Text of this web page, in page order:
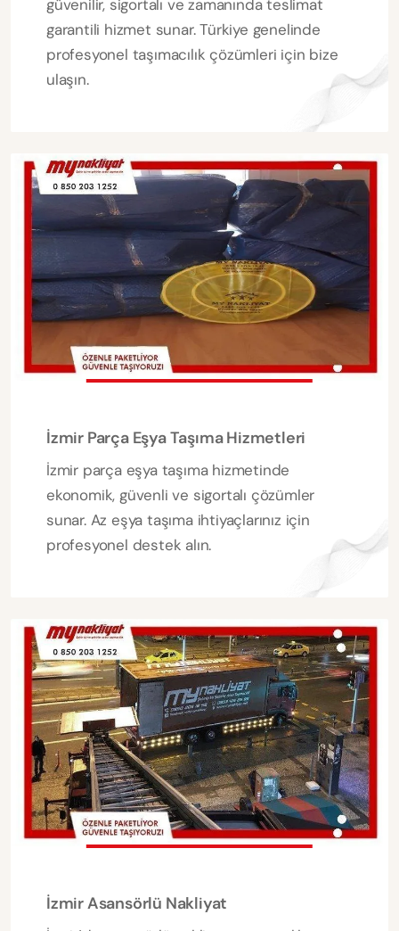
güvenilir, sigortalı ve zamanında teslimat
garantili hizmet sunar. Türkiye genelinde
profesyonel taşımacılık çözümleri için bize
ulaşın.
İzmir Parça Eşya Taşıma Hizmetleri
İzmir parça eşya taşıma hizmetinde
ekonomik, güvenli ve sigortalı çözümler
sunar. Az eşya taşıma ihtiyaçlarınız için
profesyonel destek alın.
İzmir Asansörlü Nakliyat